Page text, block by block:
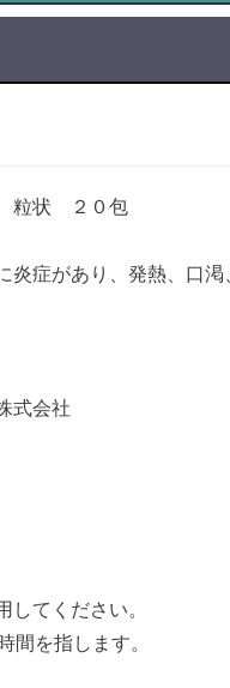
粒状 ２０包
炎症があり、発熱、口
式会社
してください。
を指します。